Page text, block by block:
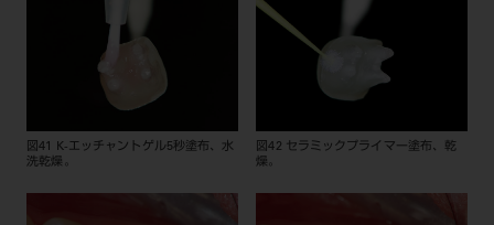
図41 K-エッチャントゲル5秒塗布、水
洗乾燥。
図42 セラミックプライマー塗布、乾
燥。